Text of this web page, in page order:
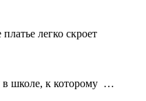
легко скроет
в школе, к которому …